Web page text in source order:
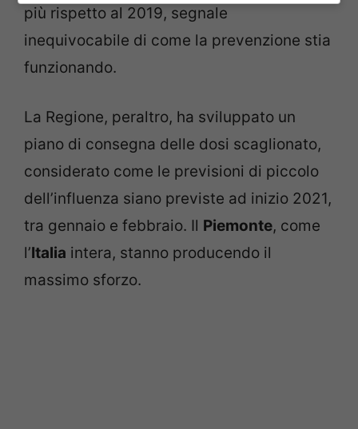
più rispetto al 2019, segnale
inequivocabile di come la prevenzione stia
funzionando.
La Regione, peraltro, ha sviluppato un
piano di consegna delle dosi scaglionato,
considerato come le previsioni di piccolo
dell’influenza siano previste ad inizio 2021,
tra gennaio e febbraio. Il Piemonte, come
l’Italia intera, stanno producendo il
massimo sforzo.